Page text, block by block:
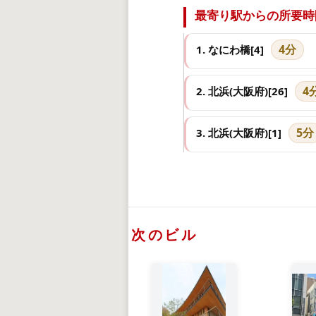
最寄り駅からの所要
1. なにわ橋[4] 4分
2. 北浜(大阪府)[26] 4
3. 北浜(大阪府)[1] 5分
次のビル